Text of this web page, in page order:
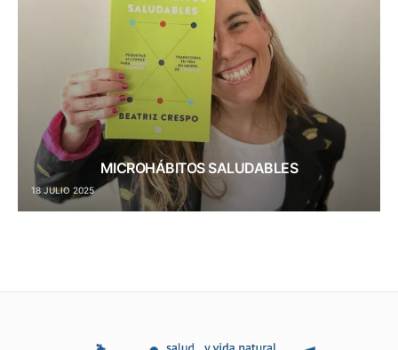
MICROHÁBITOS SALUDABLES
18 JULIO 2025